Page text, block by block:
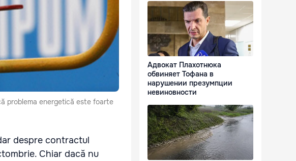
problema energetică este foarte
despre contractul
Chiar dacă nu
Адвокат Плахотнюка
обвиняет Тофана в
нарушении презумпции
невиновности